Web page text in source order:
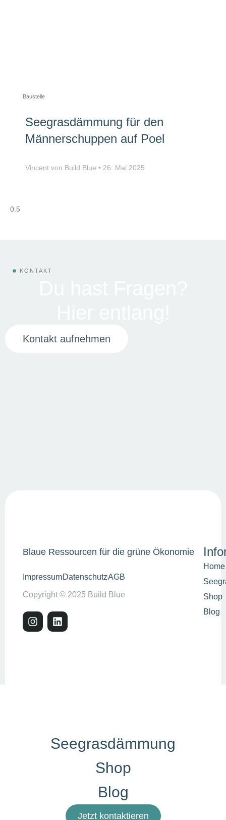
Baustelle
Seegrasdämmung für den
Männerschuppen auf Poel
Vincent von Build Blue 26. Mai 2025
KONTAKT
Kontakt aufnehmen
Blaue Ressourcen für die grüne Ökonomie
ImpressumDatenschutzAGB
Copyright © 2025 Build Blue
Home
Shop
Blog
Seegrasdämmung
Shop
Blog
Jetzt kontaktieren